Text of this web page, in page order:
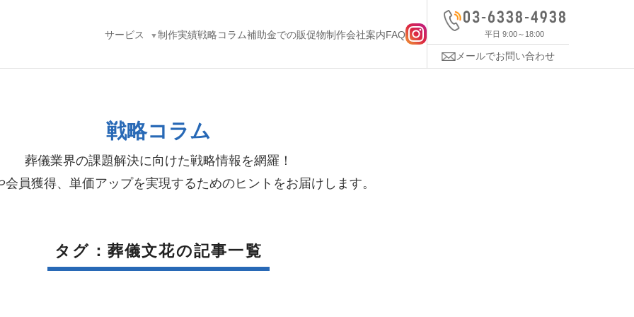
サービス 制作実績戦略コラム補助金での販促物制作会社案内FAQ 平日 9:00～18:00
メールでお問い合わせ
戦略コラム
葬儀業界の課題解決に向けた戦略情報を網羅！
会員獲得、単価アップを実現するためのヒントをお届けします。
タグ：葬儀文花の記事一覧